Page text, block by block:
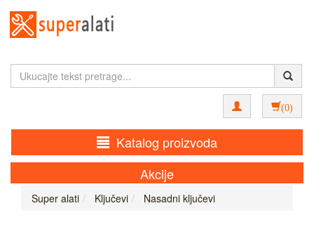
(0)
Katalog proizvoda
Akcije
Super alati Ključevi Nasadni ključevi